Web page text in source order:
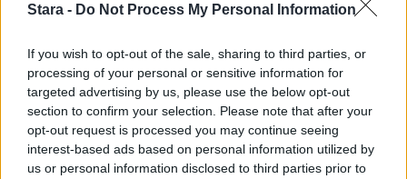
Stara - Do Not Process My Personal Information
If you wish to opt-out of the sale, sharing to third parties, or
processing of your personal or sensitive information for
targeted advertising by us, please use the below opt-out
section to confirm your selection. Please note that after your
opt-out request is processed you may continue seeing
interest-based ads based on personal information utilized by
us or personal information disclosed to third parties prior to